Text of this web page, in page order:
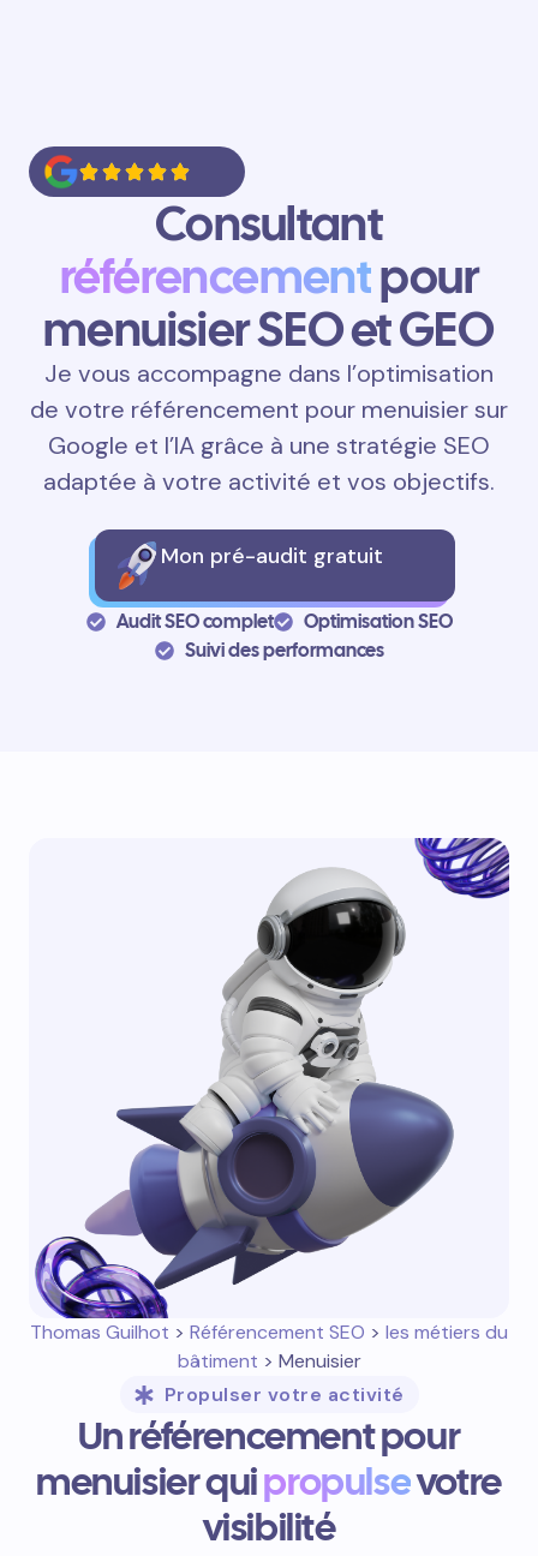
Consultant
référencementpour
menuisier SEO et GEO
Je vous accompagne dans l’optimisation
de votre référencement pour menuisier sur
Google et l’IA grâce à une stratégie SEO
adaptée à votre activité et vos objectifs.
Mon pré-audit gratuit
Audit SEO complet
Optimisation SEO
Suivi des performances
Thomas Guilhot > Référencement SEO > les métiers du
bâtiment > Menuisier
Propulser votre activité
Un référencement pour
menuisier quipropulsevotre
visibilité